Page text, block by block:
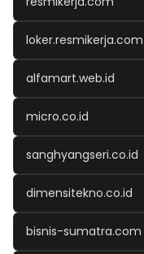
loker.resmikerja.com
alfamart.web.id
micro.co.id
sanghyangseri.co.id
dimensitekno.co.id
bisnis-sumatra.com